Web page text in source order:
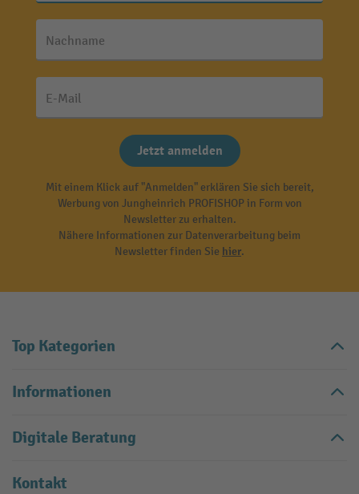
Nachname
E-Mail
Jetzt anmelden
Mit einem Klick auf "Anmelden" erklären Sie sich bereit,
Werbung von Jungheinrich PROFISHOP in Form von
Newsletter zu erhalten.
Nähere Informationen zur Datenverarbeitung beim
Newsletter finden Sie hier.
Top Kategorien
Informationen
Digitale Beratung
Kontakt